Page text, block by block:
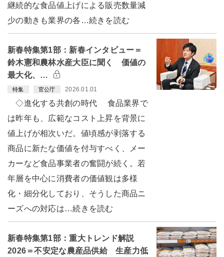
継続的な食品値上げによる販売数量減
少の動きも業界の各…続きを読む
新春特集第1部：新春インタビュー＝
鈴木憲和農林水産大臣に聞く 価値の
最大化、…
特集 官公庁 2026.01.01
◇進化する共創の時代 食品業界で
は昨年も、広範なコスト上昇を背景に
値上げが相次いだ。値頃感が剥落する
商品に新たな価値を付与すべく、メー
カーなど食品事業者の奮闘が続く。若
年層を中心に消費者の価値観は多様
化・細分化しており、そうした商品ニ
ーズへの対応は…続きを読む
新春特集第1部：重大トレンド解説
2026＝不安定な農産品供給 生産力低